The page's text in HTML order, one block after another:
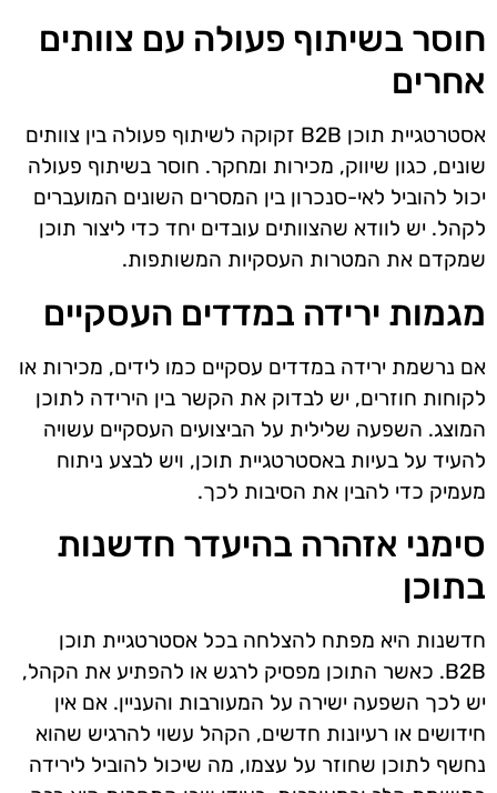
חוסר בשיתוף פעולה עם צוותים
אחרים
אסטרטגיית תוכן B2B זקוקה לשיתוף פעולה בין צוותים
שונים, כגון שיווק, מכירות ומחקר. חוסר בשיתוף פעולה
יכול להוביל לאי-סנכרון בין המסרים השונים המועברים
לקהל. יש לוודא שהצוותים עובדים יחד כדי ליצור תוכן
שמקדם את המטרות העסקיות המשותפות.
מגמות ירידה במדדים העסקיים
אם נרשמת ירידה במדדים עסקיים כמו לידים, מכירות או
לקוחות חוזרים, יש לבדוק את הקשר בין הירידה לתוכן
המוצג. השפעה שלילית על הביצועים העסקיים עשויה
להעיד על בעיות באסטרטגיית תוכן, ויש לבצע ניתוח
מעמיק כדי להבין את הסיבות לכך.
סימני אזהרה בהיעדר חדשנות
בתוכן
חדשנות היא מפתח להצלחה בכל אסטרטגיית תוכן
B2B. כאשר התוכן מפסיק לרגש או להפתיע את הקהל,
יש לכך השפעה ישירה על המעורבות והעניין. אם אין
חידושים או רעיונות חדשים, הקהל עשוי להרגיש שהוא
נחשף לתוכן שחוזר על עצמו, מה שיכול להוביל לירידה